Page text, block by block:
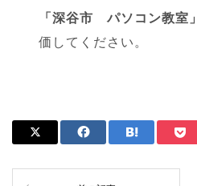
「深谷市 パソコン教室」
価してください。